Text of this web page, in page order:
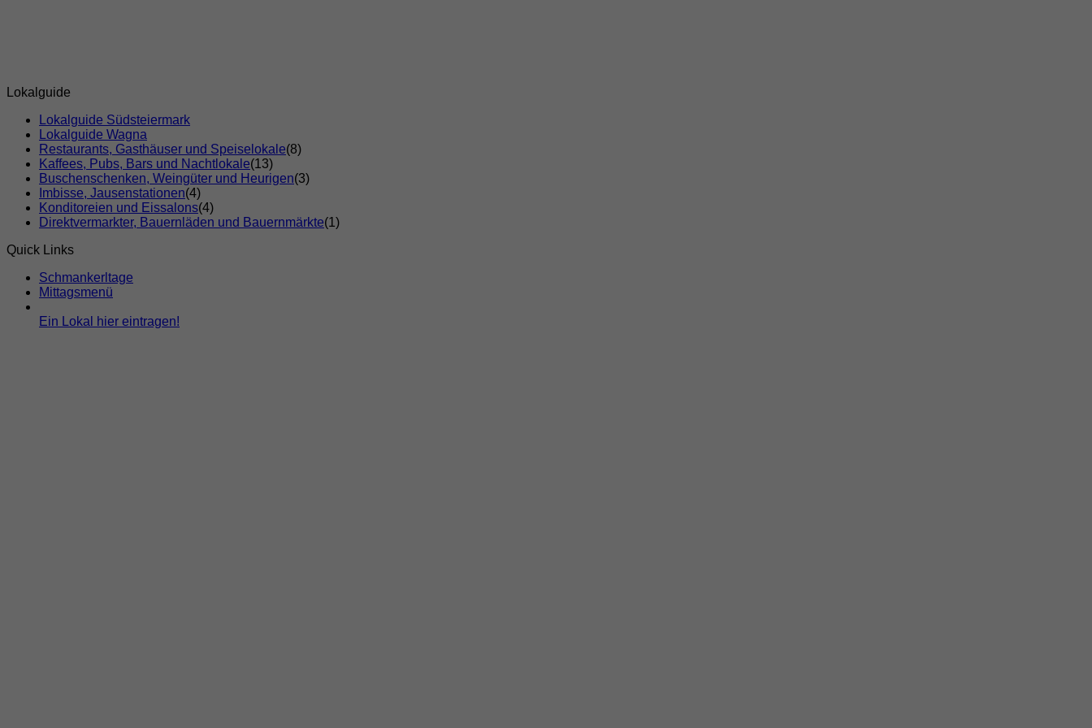
Lokalguide
Lokalguide Südsteiermark
Lokalguide Wagna
Restaurants, Gasthäuser und Speiselokale(8)
Kaffees, Pubs, Bars und Nachtlokale(13)
Buschenschenken, Weingüter und Heurigen(3)
Imbisse, Jausenstationen(4)
Konditoreien und Eissalons(4)
Direktvermarkter, Bauernläden und Bauernmärkte(1)
Quick Links
Schmankerltage
Mittagsmenü
Ein Lokal hier eintragen!